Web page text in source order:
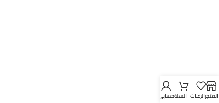
المتجرالرغبات السلةحسابي